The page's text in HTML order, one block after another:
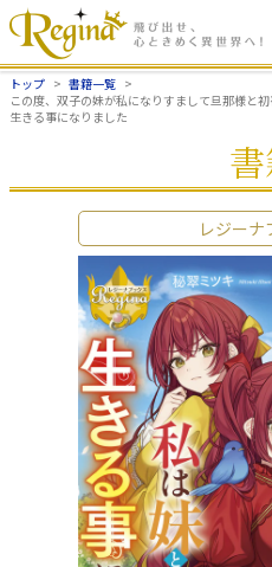
トップ
書籍一覧
この度、双子の妹が私になりすまして旦那様と
生きる事になりました
レジーナ